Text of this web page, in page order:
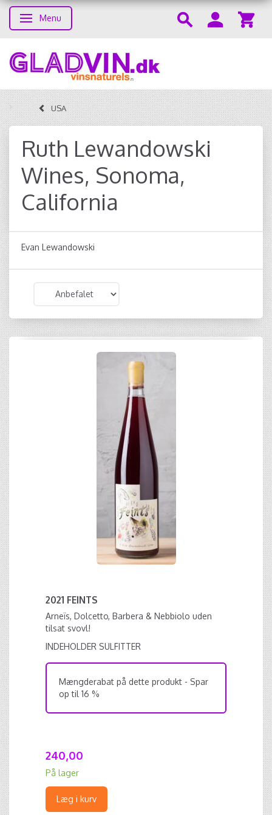
Skifte navigation
Menu
USA
Ruth Lewandowski
Wines, Sonoma,
California
Evan Lewandowski
2021 FEINTS
Arneïs, Dolcetto, Barbera & Nebbiolo uden
tilsat svovl!
INDEHOLDER SULFITTER
Mængderabat på dette produkt - Spar
op til 16 %
240,00
På lager
Læg i kurv